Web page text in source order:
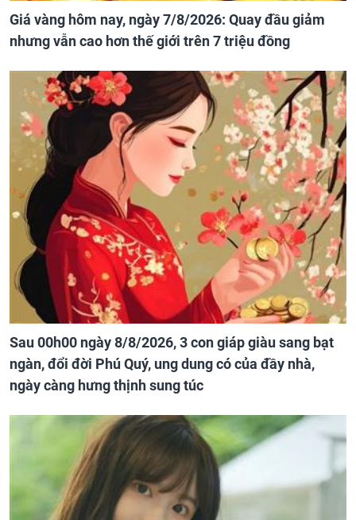
Giá vàng hôm nay, ngày 7/8/2026: Quay đầu giảm
nhưng vẫn cao hơn thế giới trên 7 triệu đồng
Sau 00h00 ngày 8/8/2026, 3 con giáp giàu sang bạt
ngàn, đổi đời Phú Quý, ung dung có của đầy nhà,
ngày càng hưng thịnh sung túc